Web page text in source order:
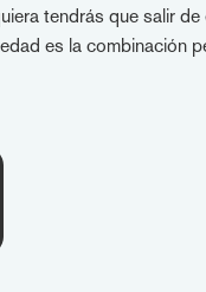
tendrás que salir de
es la combinación